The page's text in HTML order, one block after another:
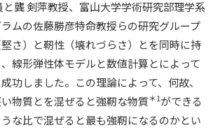
龔 剣萍教授、富山大学学術研究部理学系
ムの佐藤勝彦特命教授らの研究グループ
さ）と靭性（壊れづらさ）とを同時に持
線形弾性体モデルと数値計算とによって
功しました。この理論によって、何故、
物質とを混ぜると強靭な物質＊1ができる
な比で混ぜると最も強靭になるのかとい